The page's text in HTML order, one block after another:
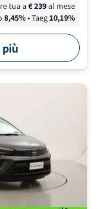
tua a€239al mese
8,45%• Taeg10,19%
più